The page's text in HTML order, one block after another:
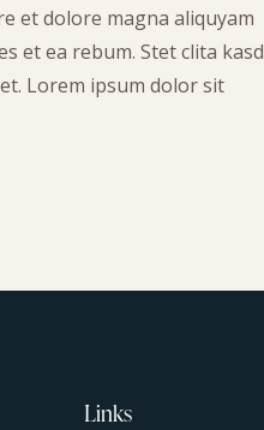
et dolore magna aliquyam
et ea rebum. Stet clita kasd
Lorem ipsum dolor sit
Links